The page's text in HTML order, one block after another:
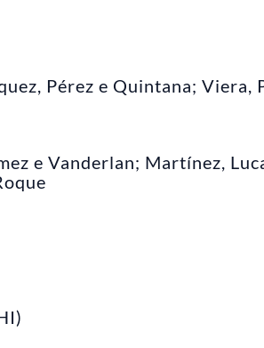
Pérez e Quintana; Viera,
e Vanderlan; Martínez,